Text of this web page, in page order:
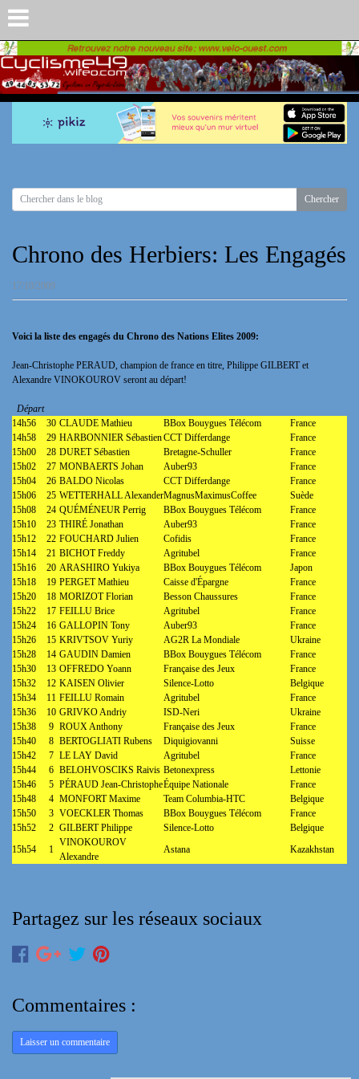
Chrono des Herbiers: Les Engagés
17/10/2009
Voici la liste des engagés du Chrono des Nations Elites 2009:
Jean-Christophe PERAUD, champion de france en titre, Philippe GILBERT et
Alexandre VINOKOUROV seront au départ!
Départ
14h56
30 CLAUDE Mathieu BBox Bouygues Télécom
France
14h58
29 HARBONNIER SébastienCCT Differdange
France
15h00
28 DURET Sébastien Bretagne-Schuller
France
15h02
27 MONBAERTS Johan Auber93
France
15h04
26 BALDO Nicolas CCT Differdange
France
15h06
25 WETTERHALL AlexanderMagnusMaximusCoffee
Suède
15h08
24 QUÉMÉNEUR Perrig BBox Bouygues Télécom
France
15h10
23 THIRÉ Jonathan Auber93
France
15h12
22 FOUCHARD Julien Cofidis
France
15h14
21 BICHOT Freddy Agritubel
France
15h16
20 ARASHIRO Yukiya BBox Bouygues Télécom
Japon
15h18
19 PERGET Mathieu Caisse d'Épargne
France
15h20
18 MORIZOT Florian Besson Chaussures
France
15h22
17 FEILLU Brice Agritubel
France
15h24
16 GALLOPIN Tony Auber93
France
15h26
15 KRIVTSOV Yuriy AG2R La Mondiale
Ukraine
15h28
14 GAUDIN Damien BBox Bouygues Télécom
France
15h30
13 OFFREDO Yoann Française des Jeux
France
15h32
12 KAISEN Olivier Silence-Lotto
Belgique
15h34
11 FEILLU Romain Agritubel
France
15h36
10 GRIVKO Andriy ISD-Neri
Ukraine
15h38
9 ROUX Anthony Française des Jeux
France
15h40
8 BERTOGLIATI Rubens Diquigiovanni
Suisse
15h42
7 LE LAY David Agritubel
France
15h44
6 BELOHVOSCIKS Raivis Betonexpress
Lettonie
15h46
5 PÉRAUD Jean-ChristopheÉquipe Nationale
France
15h48
4 MONFORT Maxime Team Columbia-HTC
Belgique
15h50
3 VOECKLER Thomas BBox Bouygues Télécom
France
15h52
2 GILBERT Philippe Silence-Lotto
Belgique
15h54
1
VINOKOUROV
Alexandre
Astana Kazakhstan
Partagez sur les réseaux sociaux
Commentaires :
Laisser un commentaire